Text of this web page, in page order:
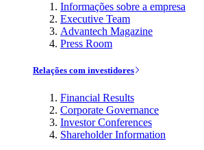
Informações sobre a empresa
Executive Team
Advantech Magazine
Press Room
Relações com investidores
Financial Results
Corporate Governance
Investor Conferences
Shareholder Information